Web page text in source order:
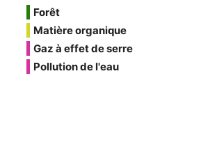
Forêt
Matière organique
Gaz à effet de serre
Pollution de l'eau